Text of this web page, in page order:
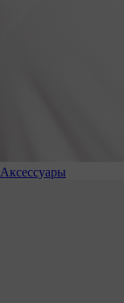
Аксессуары